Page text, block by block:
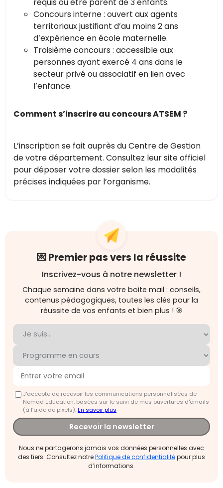
Concours interne : ouvert aux agents
territoriaux justifiant d’au moins 2 ans
d’expérience en école maternelle.
Troisième concours : accessible aux
personnes ayant exercé 4 ans dans le
secteur privé ou associatif en lien avec
l’enfance.
Comment s’inscrire au concours ATSEM ?
L’inscription se fait auprès du Centre de Gestion
de votre département. Consultez leur site officiel
pour déposer votre dossier selon les modalités
précises indiquées par l’organisme.
💌 Premier pas vers la réussite
Inscrivez-vous à notre newsletter !
Chaque semaine dans votre boite mail : conseils,
contenus pédagogiques, toutes les clés pour la
réussite de vos enfants et bien plus ! 🎯
J'accepte de recevoir les communications personnalisées de
Nomad Education, basées sur le suivi de mes ouvertures d'emails
(à l’aide de pixels).En savoir plus
Recevoir la newsletter
Nous ne partagerons jamais vos données personnelles avec
des tiers. Consultez notrePolitique de confidentialitépour plus
d’informations.